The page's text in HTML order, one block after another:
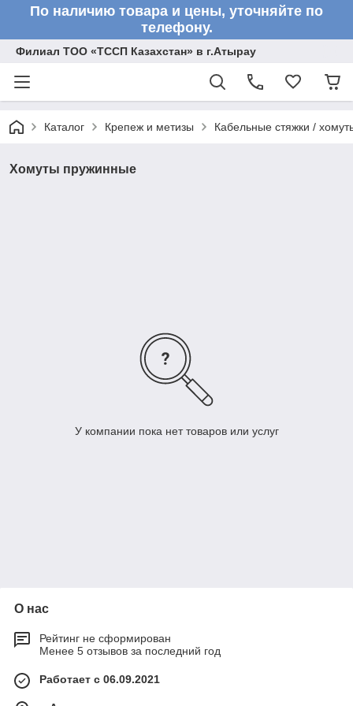
По наличию товара и цены, уточняйте по
телефону.
Филиал ТОО «ТССП Казахстан» в г.Атырау
Каталог Крепеж и метизы Кабельные стяжки /
Хомуты пружинные
У компании пока нет товаров или услуг
О нас
Рейтинг не сформирован
Менее 5 отзывов за последний год
Работает с 06.09.2021